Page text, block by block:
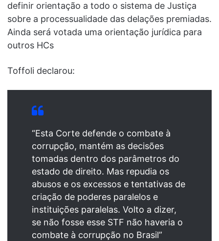
definir orientação a todo o sistema de Justiça
sobre a processualidade das delações premiadas.
Ainda será votada uma orientação jurídica para
outros HCs
Toffoli declarou:
“Esta Corte defende o combate à
corrupção, mantém as decisões
tomadas dentro dos parâmetros do
estado de direito. Mas repudia os
abusos e os excessos e tentativas de
criação de poderes paralelos e
instituições paralelas. Volto a dizer,
se não fosse esse STF não haveria o
combate à corrupção no Brasil”